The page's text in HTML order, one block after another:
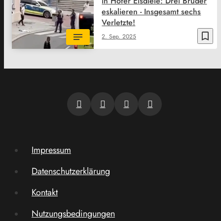
bookmark_border
2. Sep. 2025
eskalieren - Insgesamt sechs
Verletzte!
Impressum
Datenschutzerklärung
Kontakt
Nutzungsbedingungen